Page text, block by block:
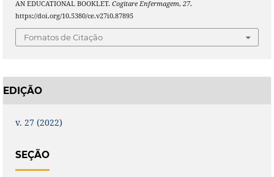
AN EDUCATIONAL BOOKLET. Cogitare Enfermagem, 27.
https://doi.org/10.5380/ce.v27i0.87895
Fomatos de Citação
EDIÇÃO
v. 27 (2022)
SEÇÃO